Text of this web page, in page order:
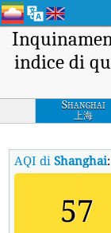
indice di
Shanghai
上海
AQI diShanghai
57